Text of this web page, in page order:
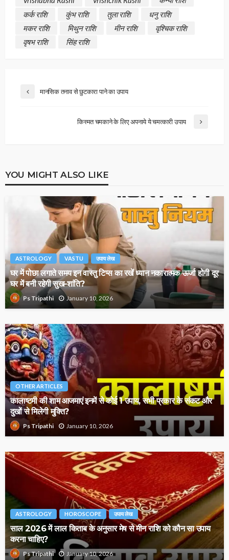
कर्क राशि
कुंभ राशि तुला राशि
धनु राशि
मकर राशि
मिथुन राशि मीन राशि
वृश्चिक राशि
वृषभ राशि
सिंह राशि
मानसिक तनाव से छुटकारा पाने का उपाय
किस्‍मत चमकाने के लिए अपनाये ये चमत्‍कारी उपाय
YOU MIGHT ALSO LIKE
ASTROLOGY VASTU उपाय लेख
घर में पोछा लगाते समय इन वास्तु टिप्स का रखें ध्यान नकारात्मक ऊर्जा होगी दूर
घर में बनी रहेगी सुख-शांति?
Ps Tripathi January 10, 2026
OTHER ARTICLES
कालाष्टमी की शाम आजमाएं इनमें से कोई 1 उपाय, सभी प्रकार के संकट और
दुखों से मिलेगी मुक्ति?
Ps Tripathi January 10, 2026
ASTROLOGY HOROSCOPE उपाय लेख
साल 2026 में लाल किताब के अनुसार मेष से मीन राशि को कौन सा उपाय
करना चाहिए?
Ps Tripathi January 10, 2026